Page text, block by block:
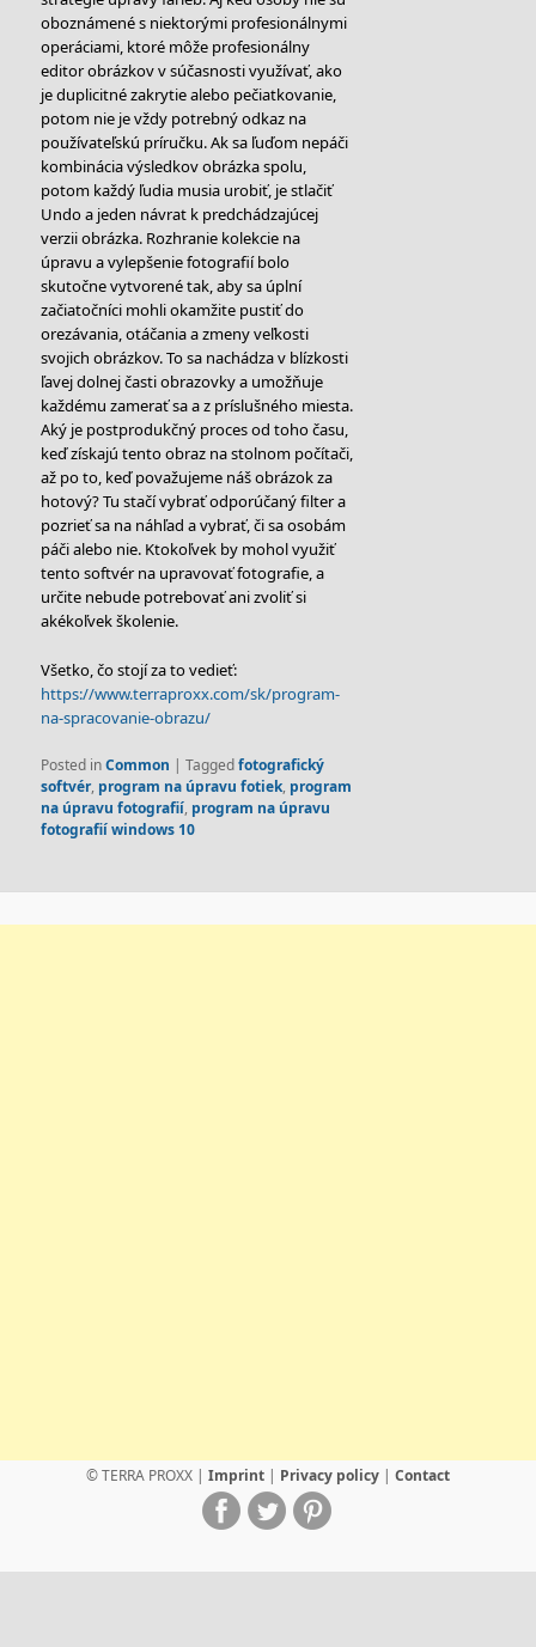
oboznámené s niektorými profesionálnymi
operáciami, ktoré môže profesionálny
editor obrázkov v súčasnosti využívať, ako
je duplicitné zakrytie alebo pečiatkovanie,
potom nie je vždy potrebný odkaz na
používateľskú príručku. Ak sa ľuďom nepáči
kombinácia výsledkov obrázka spolu,
potom každý ľudia musia urobiť, je stlačiť
Undo a jeden návrat k predchádzajúcej
verzii obrázka. Rozhranie kolekcie na
úpravu a vylepšenie fotografií bolo
skutočne vytvorené tak, aby sa úplní
začiatočníci mohli okamžite pustiť do
orezávania, otáčania a zmeny veľkosti
svojich obrázkov. To sa nachádza v blízkosti
ľavej dolnej časti obrazovky a umožňuje
každému zamerať sa a z príslušného miesta.
Aký je postprodukčný proces od toho času,
keď získajú tento obraz na stolnom počítači,
až po to, keď považujeme náš obrázok za
hotový? Tu stačí vybrať odporúčaný filter a
pozrieť sa na náhľad a vybrať, či sa osobám
páči alebo nie. Ktokoľvek by mohol využiť
tento softvér na upravovať fotografie, a
určite nebude potrebovať ani zvoliť si
akékoľvek školenie.
Všetko, čo stojí za to vedieť:
https://www.terraproxx.com/sk/program-
na-spracovanie-obrazu/
Posted inCommon |Taggedfotografický
softvér, program na úpravu fotiek, program
na úpravu fotografií, program na úpravu
fotografií windows 10
© TERRA PROXX | Imprint | Privacy policy | Contact